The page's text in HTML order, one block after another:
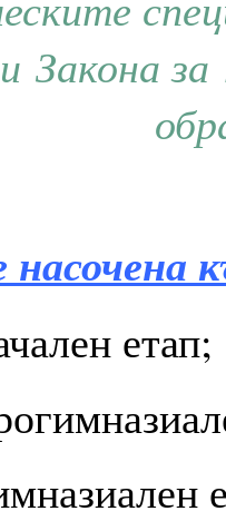
Законаза
етап;